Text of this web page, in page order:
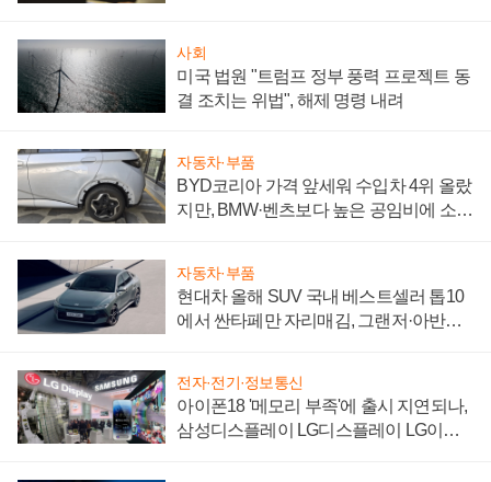
사회
미국 법원 "트럼프 정부 풍력 프로젝트 동
결 조치는 위법", 해제 명령 내려
자동차·부품
BYD코리아 가격 앞세워 수입차 4위 올랐
지만, BMW·벤츠보다 높은 공임비에 소비
자동차·부품
현대차 올해 SUV 국내 베스트셀러 톱10
에서 싼타페만 자리매김, 그랜저·아반떼
전자·전기·정보통신
아이폰18 '메모리 부족'에 출시 지연되나,
삼성디스플레이 LG디스플레이 LG이노